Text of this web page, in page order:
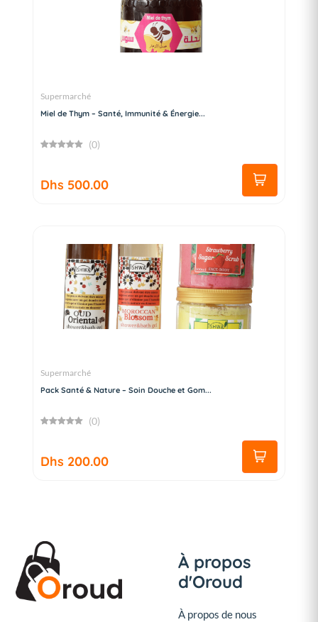
Supermarché
Miel de Thym – Santé, Immunité & Énergie...
(0)
Dhs 500.00
Supermarché
Pack Santé & Nature – Soin Douche et Gom...
(0)
Dhs 200.00
À propos
d'Oroud
À propos de nous